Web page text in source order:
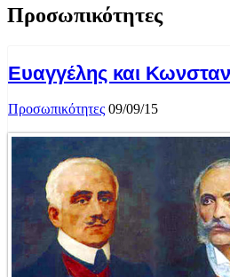
Προσωπικότητες
Ευαγγέλης και
Προσωπικότητες 09/09/15